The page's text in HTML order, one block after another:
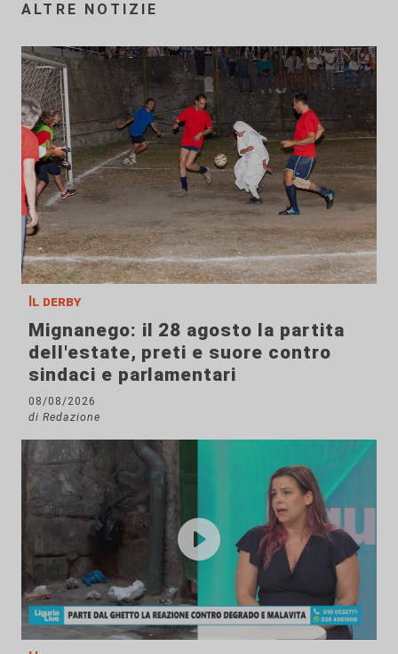
ALTRE NOTIZIE
Il derby
Mignanego: il 28 agosto la partita
dell'estate, preti e suore contro
sindaci e parlamentari
08/08/2026
di Redazione